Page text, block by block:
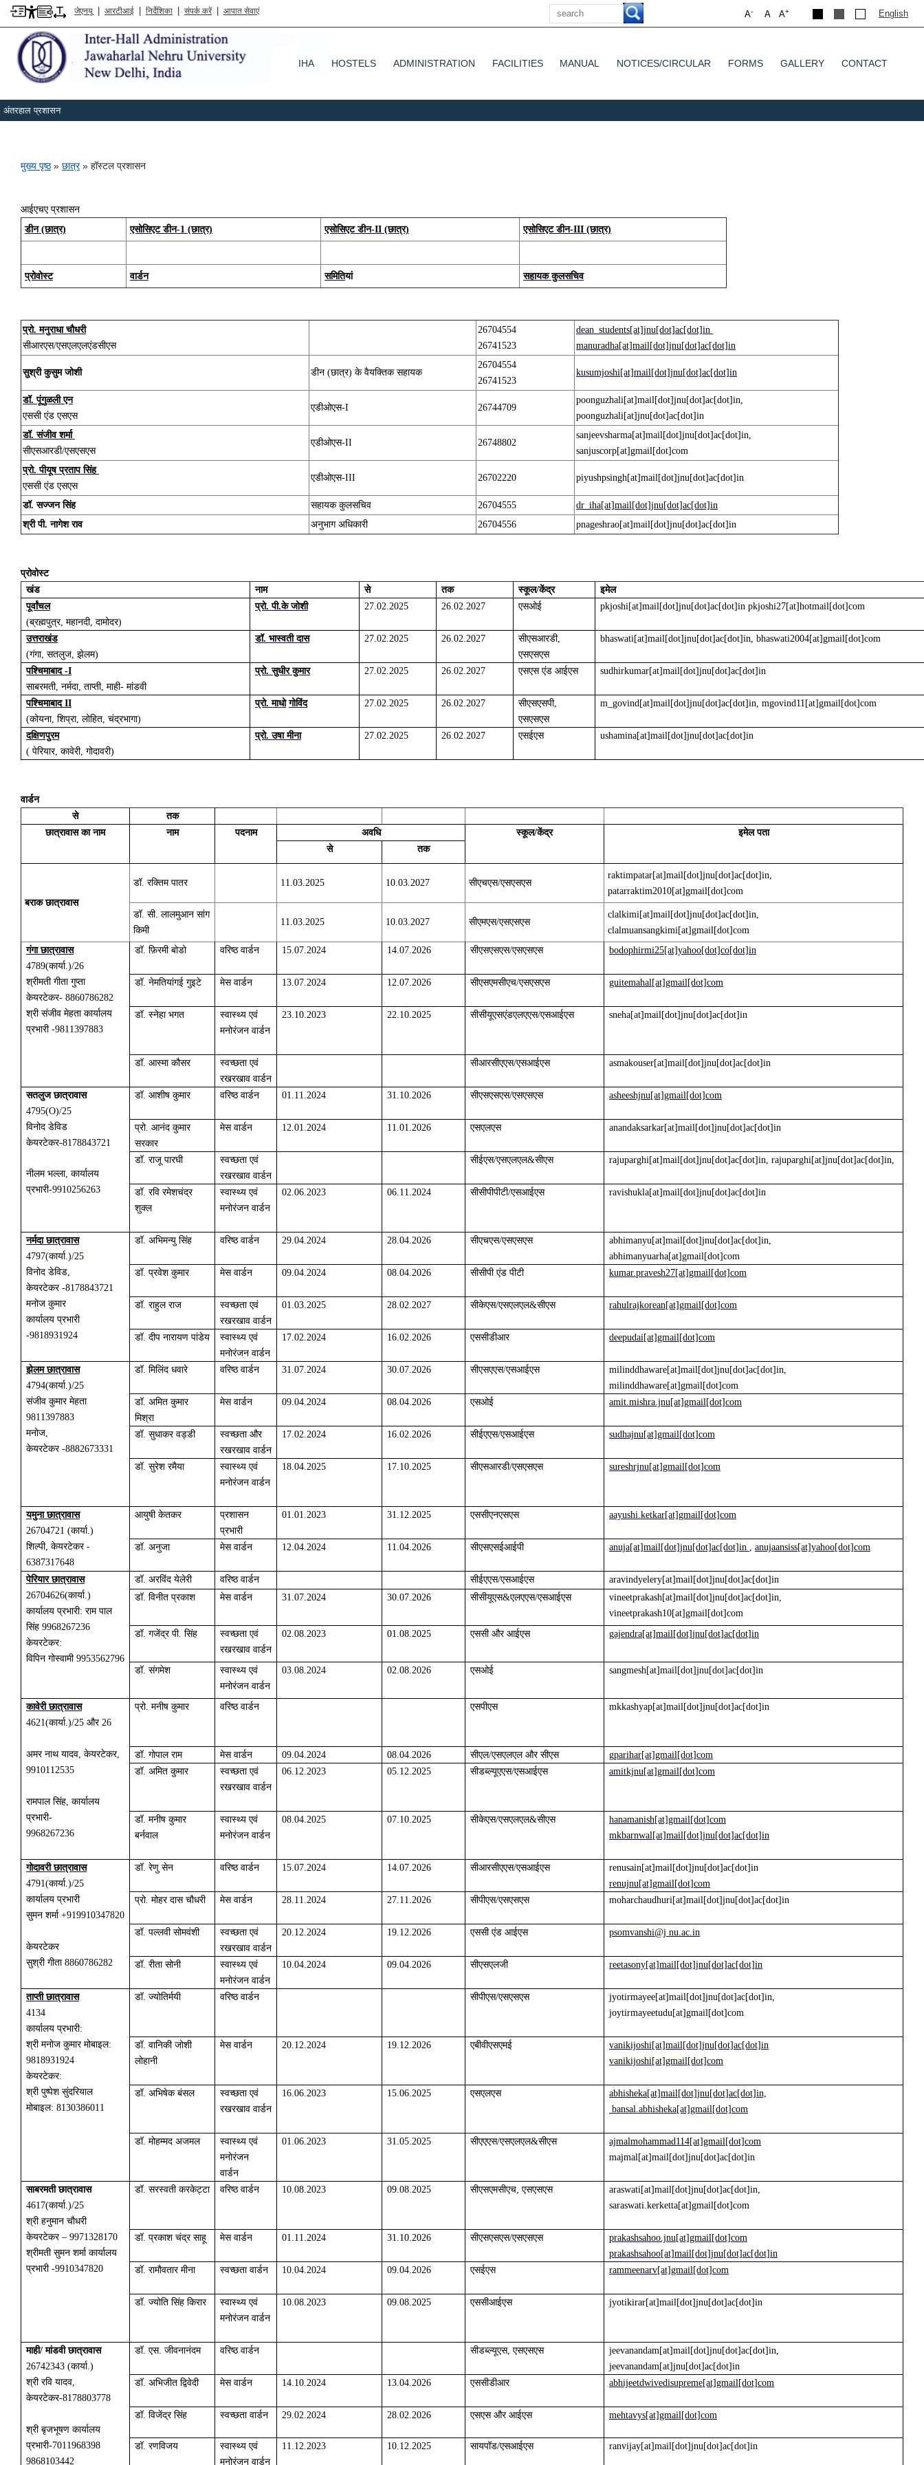
जेएनयू | आरटीआई | निर्देशिका | संपर्क करें | आपात सेवाएं
खोज
A+
A
A- English
IHA HOSTELS ADMINISTRATION FACILITIES MANUAL NOTICES/CIRCULAR FORMS GALLERY CONTACT
अंतरहाल प्रशासन
पग चिन्ह
मुख्य पृष्ठ छात्र हॉस्टल प्रशासन
आईएचए प्रशासन
डीन (छात्र)
एसोसिएट डीन-1 (छात्र) एसोसिएट डीन-II (छात्र) एसोसिएट डीन-III (छात्र)
प्रोवोस्ट वार्डन समितियां सहायक कुलसचिव
प्रो. मनुराधा चौधरी
सीआरएस/एसएलएलएंडसीएस
26704554
26741523
dean_students[at]jnu[dot]ac[dot]in
manuradha[at]mail[dot]jnu[dot]ac[dot]in
सुश्री कुसुम जोशी डीन (छात्र) के वैयक्तिक सहायक
26704554
26741523
kusumjoshi[at]mail[dot]jnu[dot]ac[dot]in
डॉ. पूंगुळली एन
एससी एंड एसएस
एडीओएस-I 26744709
poonguzhali[at]mail[dot]jnu[dot]ac[dot]in,
poonguzhali[at]jnu[dot]ac[dot]in
डॉ. संजीव शर्मा
सीएसआरडी/एसएसएस
एडीओएस-II 26748802
sanjeevsharma[at]mail[dot]jnu[dot]ac[dot]in,
sanjuscorp[at]gmail[dot]com
प्रो. पीयूष प्रताप सिंह
एससी एंड एसएस
एडीओएस-III 26702220 piyushpsingh[at]mail[dot]jnu[dot]ac[dot]in
डॉ. सज्जन सिंह सहायक कुलसचिव 26704555
dr_iha[at]mail[dot]jnu[dot]ac[dot]in
श्री पी. नागेश राव
अनुभाग अधिकारी 26704556 pnageshrao[at]mail[dot]jnu[dot]ac[dot]in
प्रोवोस्ट
खंड
नाम से तक स्कूल/केंद्र
इमेल
पूर्वांचल
(ब्रह्मपुत्र, महानदी, दामोदर)
प्रो. पी.के जोशी 27.02.2025 26.02.2027 एसओई pkjoshi[at]mail[dot]jnu[dot]ac[dot]in pkjoshi27[at]hotmail[dot]com
उत्तराखंड
(गंगा, सतलुज, झेलम)
डॉ. भास्वती दास 27.02.2025 26.02.2027
सीएसआरडी,
एसएसएस
bhaswati[at]mail[dot]jnu[dot]ac[dot]in, bhaswati2004[at]gmail[dot]com
पश्चिमाबाद -I
साबरमती, नर्मदा, ताप्ती, माही- मांडवी
प्रो. सुधीर कुमार 27.02.2025 26.02.2027 एसएस एंड आईएस sudhirkumar[at]mail[dot]jnu[dot]ac[dot]in
पश्चिमाबाद II
(कोयना, शिप्रा, लोहित, चंद्रभागा)
प्रो. माधो गोविंद 27.02.2025 26.02.2027
सीएसएसपी,
एसएसएस
m_govind[at]mail[dot]jnu[dot]ac[dot]in, mgovind11[at]gmail[dot]com
दक्षिणपुरम
( पेरियार, कावेरी, गोदावरी)
प्रो. उषा मीना 27.02.2025 26.02.2027 एसईएस ushamina[at]mail[dot]jnu[dot]ac[dot]in
वार्डन
से
तक
छात्रावास का नाम
नाम पदनाम अवधि स्कूल/केंद्र
इमेल पता
से
तक
बराक छात्रावास
डॉ. रक्तिम पातर 11.03.2025 10.03.2027 सीएचएस/एसएसएस
raktimpatar[at]mail[dot]jnu[dot]ac[dot]in,
patarraktim2010[at]gmail[dot]com
डॉ. सी. लालमुआन सांग
किमी
11.03.2025 10.03.2027 सीएमएस/एसएसएस
clalkimi[at]mail[dot]jnu[dot]ac[dot]in,
clalmuansangkimi[at]gmail[dot]com
गंगा छात्रावास
4789(कार्या.)/26
श्रीमती गीता गुप्ता
केयरटेकर- 8860786282
श्री संजीव मेहता कार्यालय
प्रभारी -9811397883
डॉ. फ़िरमी बोडो वरिष्ठ वार्डन 15.07.2024 14.07.2026 सीएसएसएस/एसएसएस bodophirmi25[at]yahoo[dot]co[dot]in
डॉ. नेमतियांगई गुइटे मेस वार्डन 13.07.2024 12.07.2026 सीएसएमसीएच/एसएसएस guitemahal[at]gmail[dot]com
डॉ. स्नेहा भगत
स्वास्थ्य एवं
मनोरंजन वार्डन
23.10.2023 22.10.2025 सीसीयूएसएंडएलएएस/एसआईएस sneha[at]mail[dot]jnu[dot]ac[dot]in
डॉ. आस्मा कौसर
स्वच्छता एवं
रखरखाव वार्डन
सीआरसीएएस/एसआईएस asmakouser[at]mail[dot]jnu[dot]ac[dot]in
सतलुज छात्रावास
4795(O)/25
विनोद डेविड
केयरटेकर-8178843721
नीलम भल्ला, कार्यालय
प्रभारी-9910256263
डॉ. आशीष कुमार वरिष्ठ वार्डन 01.11.2024 31.10.2026 सीएसएसएस/एसएसएस asheeshjnu[at]gmail[dot]com
प्रो. आनंद कुमार
सरकार
मेस वार्डन 12.01.2024 11.01.2026 एसएलएस anandaksarkar[at]mail[dot]jnu[dot]ac[dot]in
डॉ. राजू पारघी
स्वच्छता एवं
रखरखाव वार्डन
सीईएस/एसएलएल&सीएस rajuparghi[at]mail[dot]jnu[dot]ac[dot]in, rajuparghi[at]jnu[dot]ac[dot]in,
डॉ. रवि रमेशचंद्र
शुक्ल
स्वास्थ्य एवं
मनोरंजन वार्डन
02.06.2023 06.11.2024 सीसीपीपीटी/एसआईएस ravishukla[at]mail[dot]jnu[dot]ac[dot]in
नर्मदा छात्रावास
4797(कार्या.)/25
विनोद डेविड,
केयरटेकर -8178843721
मनोज कुमार
कार्यालय प्रभारी
-9818931924
डॉ. अभिमन्यु सिंह वरिष्ठ वार्डन 29.04.2024 28.04.2026 सीएचएस/एसएसएस
abhimanyu[at]mail[dot]jnu[dot]ac[dot]in,
abhimanyuarha[at]gmail[dot]com
डॉ. प्रवेश कुमार
मेस वार्डन 09.04.2024 08.04.2026 सीसीपी एंड पीटी kumar.pravesh27[at]gmail[dot]com
डॉ. राहुल राज
स्वच्छता एवं
रखरखाव वार्डन
01.03.2025 28.02.2027 सीकेएस/एसएलएल&सीएस rahulrajkorean[at]gmail[dot]com
डॉ. दीप नारायण पांडेय
स्वास्थ्य एवं
मनोरंजन वार्डन
17.02.2024 16.02.2026 एससीडीआर deepudai[at]gmail[dot]com
झेलम छात्रावास
4794(कार्या.)/25
संजीव कुमार मेहता
9811397883
मनोज,
केयरटेकर -8882673331
डॉ. मिलिंद धवारे वरिष्ठ वार्डन 31.07.2024 30.07.2026 सीएसएएस/एसआईएस
milinddhaware[at]mail[dot]jnu[dot]ac[dot]in,
milinddhaware[at]gmail[dot]com
डॉ. अमित कुमार
मिश्रा
मेस वार्डन 09.04.2024 08.04.2026 एसओई amit.mishra.jnu[at]gmail[dot]com
डॉ. सुधाकर वड्डी
स्वच्छता और
रखरखाव वार्डन
17.02.2024 16.02.2026 सीईएएस/एसआईएस sudhajnu[at]gmail[dot]com
डॉ. सुरेश रमैया
स्वास्थ्य एवं
मनोरंजन वार्डन
18.04.2025 17.10.2025 सीएसआरडी/एसएसएस sureshrjnu[at]gmail[dot]com
यमुना छात्रावास
26704721 (कार्या.)
शिल्पी, केयरटेकर -
6387317648
आयुषी केतकर
प्रशासन
प्रभारी
01.01.2023 31.12.2025 एससीएनएसएस aayushi.ketkar[at]gmail[dot]com
डॉ. अनुजा मेस वार्डन 12.04.2024 11.04.2026 सीएसएसईआईपी anuja[at]mail[dot]jnu[dot]ac[dot]in , anujaansiss[at]yahoo[dot]com
पेरियार छात्रावास
26704626(कार्या.)
कार्यालय प्रभारी: राम पाल
सिंह 9968267236
केयरटेकर:
विपिन गोस्वामी 9953562796
डॉ. अरविंद येलेरी वरिष्ठ वार्डन सीईएएस/एसआईएस
aravindyelery[at]mail[dot]jnu[dot]ac[dot]in
डॉ. विनीत प्रकाश
मेस वार्डन 31.07.2024 30.07.2026 सीसीयूएस&एलएएस/एसआईएस
vineetprakash[at]mail[dot]jnu[dot]ac[dot]in,
vineetprakash10[at]gmail[dot]com
डॉ. गजेंद्र पी. सिंह
स्वच्छता एवं
रखरखाव वार्डन
02.08.2023 01.08.2025 एससी और आईएस gajendra[at]mail[dot]jnu[dot]ac[dot]in
डॉ. संगमेश
स्वास्थ्य एवं
मनोरंजन वार्डन
03.08.2024 02.08.2026 एसओई sangmesh[at]mail[dot]jnu[dot]ac[dot]in
कावेरी छात्रावास
4621(कार्या.)/25 और 26
अमर नाथ यादव, केयरटेकर,
9910112535
रामपाल सिंह, कार्यालय
प्रभारी-
9968267236
प्रो. मनीष कुमार वरिष्ठ वार्डन एसपीएस mkkashyap[at]mail[dot]jnu[dot]ac[dot]in
डॉ. गोपाल राम मेस वार्डन 09.04.2024 08.04.2026 सीएल/एसएलएल और सीएस
gparihar[at]gmail[dot]com
डॉ. अमित कुमार
स्वच्छता एवं
रखरखाव वार्डन
06.12.2023 05.12.2025 सीडब्ल्यूएएस/एसआईएस amitkjnu[at]gmail[dot]com
डॉ. मनीष कुमार
बर्नवाल
स्वास्थ्य एवं
मनोरंजन वार्डन
08.04.2025 07.10.2025 सीकेएस/एसएलएल&सीएस
hanamanish[at]gmail[dot]com
mkbarnwal[at]mail[dot]jnu[dot]ac[dot]in
गोदावरी छात्रावास
4791(कार्या.)/25
कार्यालय प्रभारी
सुमन शर्मा +919910347820
केयरटेकर
सुश्री गीता 8860786282
डॉ. रेणु सेन वरिष्ठ वार्डन 15.07.2024 14.07.2026 सीआरसीएएस/एसआईएस
renusain[at]mail[dot]jnu[dot]ac[dot]in
renujnu[at]gmail[dot]com
प्रो. मोहर दास चौधरी
मेस वार्डन 28.11.2024 27.11.2026 सीपीएस/एसएसएस moharchaudhuri[at]mail[dot]jnu[dot]ac[dot]in
डॉ. पल्लवी सोमवंशी
स्वच्छता एवं
रखरखाव वार्डन
20.12.2024 19.12.2026 एससी एंड आईएस psomvanshi@j nu.ac.in
डॉ. रीता सोनी
स्वास्थ्य एवं
मनोरंजन वार्डन
10.04.2024 09.04.2026 सीएसएलजी reetasony[at]mail[dot]jnu[dot]ac[dot]in
ताप्ती छात्रावास
4134
कार्यालय प्रभारी:
श्री मनोज कुमार मोबाइल:
9818931924
केयरटेकर:
श्री पुष्पेश सुंदरियाल
मोबाइल: 8130386011
डॉ. ज्योतिर्मयी वरिष्ठ वार्डन सीपीएस/एसएसएस
jyotirmayee[at]mail[dot]jnu[dot]ac[dot]in,
joytirmayeetudu[at]gmail[dot]com
डॉ. वानिकी जोशी
लोहानी
मेस वार्डन 20.12.2024 19.12.2026 एबीवीएसएमई
vanikijoshi[at]mail[dot]jnu[dot]ac[dot]in
vanikijoshi[at]gmail[dot]com
डॉ. अभिषेक बंसल
स्वच्छता एवं
रखरखाव वार्डन
16.06.2023 15.06.2025 एसएलएस
abhisheka[at]mail[dot]jnu[dot]ac[dot]in,
bansal.abhisheka[at]gmail[dot]com
डॉ. मोहम्मद अजमल
स्वास्थ्य एवं
मनोरंजन
वार्डन
01.06.2023 31.05.2025 सीएएएस/एसएलएल&सीएस
ajmalmohammad114[at]gmail[dot]com
majmal[at]mail[dot]jnu[dot]ac[dot]in
साबरमती छात्रावास
4617(कार्या.)/25
श्री हनुमान चौधरी
केयरटेकर – 9971328170
श्रीमती सुमन शर्मा कार्यालय
प्रभारी -9910347820
डॉ. सरस्वती करकेट्टा वरिष्ठ वार्डन 10.08.2023 09.08.2025 सीएसएमसीएच, एसएसएस
araswati[at]mail[dot]jnu[dot]ac[dot]in,
saraswati.kerketta[at]gmail[dot]com
डॉ. प्रकाश चंद्र साहू मेस वार्डन 01.11.2024 31.10.2026 सीएसएसएस/एसएसएस
prakashsahoo.jnu[at]gmail[dot]com
prakashsahoo[at]mail[dot]jnu[dot]ac[dot]in
डॉ. रामौवतार मीना
स्वच्छता वार्डन 10.04.2024 09.04.2026 एसईएस rammeenarv[at]gmail[dot]com
डॉ. ज्योति सिंह किरार
स्वास्थ्य एवं
मनोरंजन वार्डन
10.08.2023 09.08.2025 एससीआईएस jyotikirar[at]mail[dot]jnu[dot]ac[dot]in
माही/ मांडवी छात्रावास
26742343 (कार्या.)
श्री रवि यादव,
केयरटेकर-8178803778
श्री बृजभूषण कार्यालय
प्रभारी-7011968398
9868103442
डॉ. एस. जीवनानंदम वरिष्ठ वार्डन सीडब्ल्यूएस, एसएसएस
jeevanandam[at]mail[dot]jnu[dot]ac[dot]in,
jeevanandam[at]jnu[dot]ac[dot]in
डॉ. अभिजीत द्विवेदी
मेस वार्डन 14.10.2024 13.04.2026 एससीडीआर abhijeetdwivedisupreme[at]gmail[dot]com
डॉ. विजेंद्र सिंह स्वच्छता वार्डन 29.02.2024 28.02.2026 एसएस और आईएस mehtavys[at]gmail[dot]com
डॉ. रणविजय
स्वास्थ्य एवं
मनोरंजन वार्डन
11.12.2023 10.12.2025 सायपॉड/एसआईएस ranvijay[at]mail[dot]jnu[dot]ac[dot]in